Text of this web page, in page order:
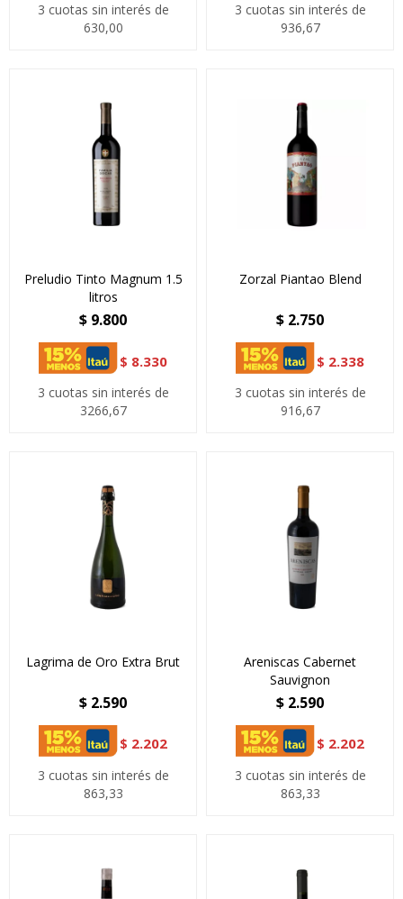
3 cuotas sin interés de
630,00
3 cuotas sin interés de
936,67
Preludio Tinto Magnum 1.5
litros
$ 9.800
$ 8.330
3 cuotas sin interés de
3266,67
Zorzal Piantao Blend
$ 2.750
$ 2.338
3 cuotas sin interés de
916,67
Lagrima de Oro Extra Brut
$ 2.590
$ 2.202
3 cuotas sin interés de
863,33
Areniscas Cabernet
Sauvignon
$ 2.590
$ 2.202
3 cuotas sin interés de
863,33